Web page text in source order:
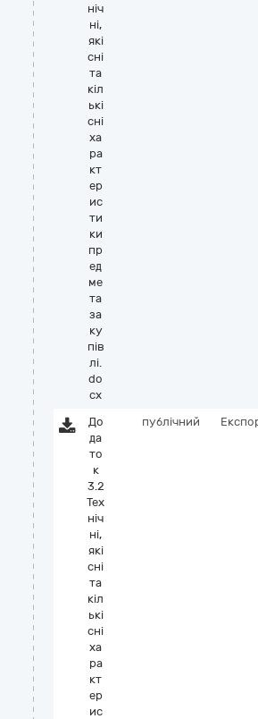
ніч
ні,
які
сні
та
кіл
ькі
сні
ха
ра
кт
ер
ис
ти
ки
пр
ед
ме
та
за
ку
пів
лі.
do
cx
До
да
то
к
3.2
Тех
ніч
ні,
які
сні
та
кіл
ькі
сні
ха
ра
кт
ер
ис
публічний